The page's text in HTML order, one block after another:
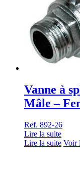
Vanne à
Mâle –
Ref. 892-26
Lire la suite
Lire la suite Voir